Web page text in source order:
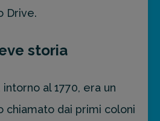
Drive.
storia
al 1770, era un
chiamato dai primi coloni